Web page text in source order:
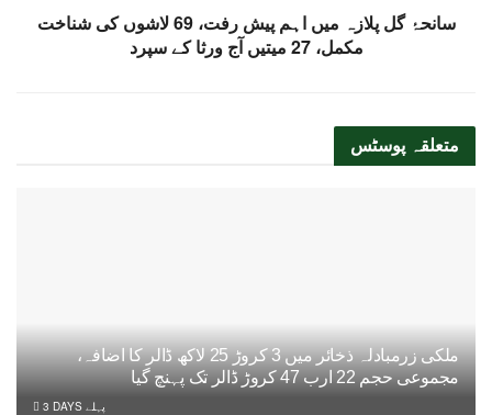
سانحۂ گل پلازہ میں اہم پیش رفت، 69 لاشوں کی شناخت
مکمل، 27 میتیں آج ورثا کے سپرد
متعلقہ پوسٹس
ملکی زرمبادلہ ذخائر میں 3 کروڑ 25 لاکھ ڈالر کا اضافہ،
مجموعی حجم 22 ارب 47 کروڑ ڈالر تک پہنچ گیا
3 DAYS پہلے